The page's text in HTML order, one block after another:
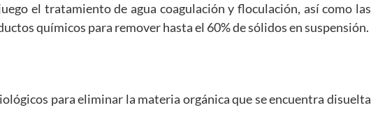
el tratamiento de agua coagulación y floculación, así como las
químicos para remover hasta el 60% de sólidos en suspensión.
para eliminar la materia orgánica que se encuentra disuelta